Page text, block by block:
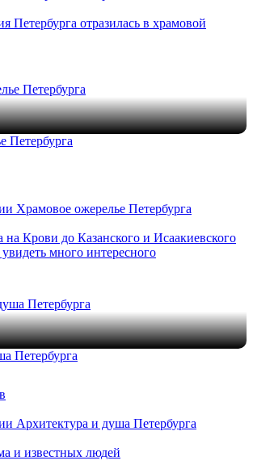
Петербурга отразилась в храмовой
Петербурга
на Крови до Казанского и Исаакиевского
много интересного
Петербурга
и известных людей